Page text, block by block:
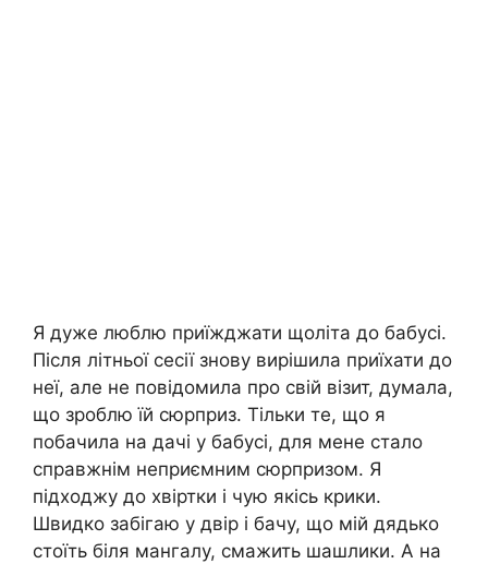
Я дуже люблю приїжджати щоліта до бабусі.
Після літньої сесії знову вирішила приїхати до
неї, але не повідомила про свій візит, думала,
що зроблю їй сюрприз. Тільки те, що я
побачила на дачі у бабусі, для мене стало
справжнім неприємним сюрпризом. Я
підходжу до хвіртки і чую якісь крики.
Швидко забігаю у двір і бачу, що мій дядько
стоїть біля мангалу, смажить шашлики. А на